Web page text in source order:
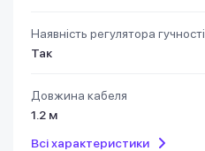
Наявність регулятора гучності
Так
Довжина кабеля
1.2 м
Всі характеристики